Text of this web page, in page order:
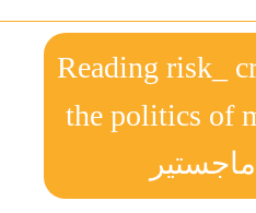
Reading risk_
the politics of